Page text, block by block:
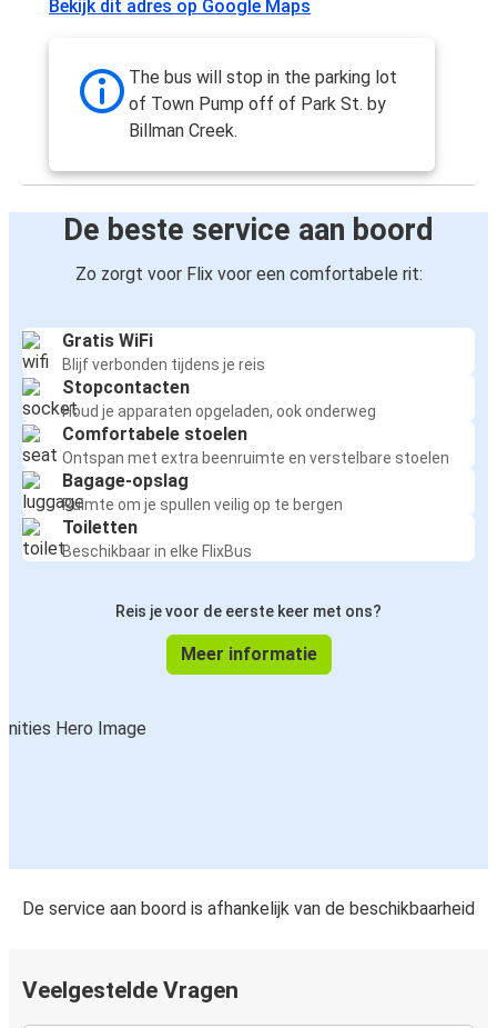
Bekijk dit adres op Google Maps
The bus will stop in the parking lot
of Town Pump off of Park St. by
Billman Creek.
De beste service aan boord
Zo zorgt voor Flix voor een comfortabele rit:
Gratis WiFi
Blijf verbonden tijdens je reis
Stopcontacten
Houd je apparaten opgeladen, ook onderweg
Comfortabele stoelen
Ontspan met extra beenruimte en verstelbare stoelen
Bagage-opslag
Ruimte om je spullen veilig op te bergen
Toiletten
Beschikbaar in elke FlixBus
Reis je voor de eerste keer met ons?
Meer informatie
De service aan boord is afhankelijk van de beschikbaarheid
Veelgestelde Vragen